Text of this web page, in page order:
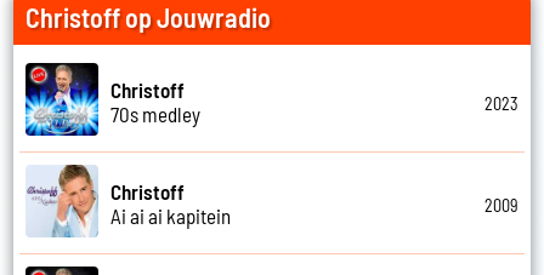
Christoff op Jouwradio
Christoff
70s medley
2023
Christoff
Ai ai ai kapitein
2009